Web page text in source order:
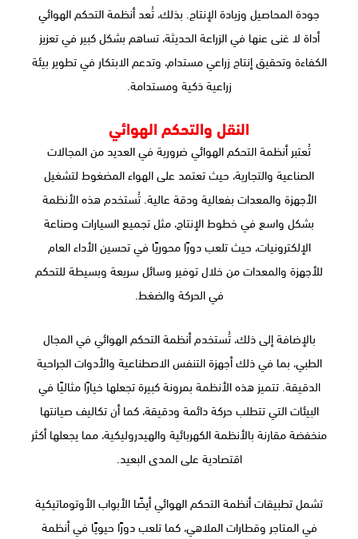
جودة المحاصيل وزيادة الإنتاج. بذلك، تُعد أنظمة التحكم الهوائي
أداة لا غنى عنها في الزراعة الحديثة، تساهم بشكل كبير في تعزيز
الكفاءة وتحقيق إنتاج زراعي مستدام، وتدعم الابتكار في تطوير بيئة
زراعية ذكية ومستدامة.
النقل والتحكم الهوائي
تُعتبر أنظمة التحكم الهوائي ضرورية في العديد من المجالات
الصناعية والتجارية، حيث تعتمد على الهواء المضغوط لتشغيل
الأجهزة والمعدات بفعالية ودقة عالية. تُستخدم هذه الأنظمة
بشكل واسع في خطوط الإنتاج، مثل تجميع السيارات وصناعة
الإلكترونيات، حيث تلعب دورًا محوريًا في تحسين الأداء العام
للأجهزة والمعدات من خلال توفير وسائل سريعة وبسيطة للتحكم
في الحركة والضغط.
بالإضافة إلى ذلك، تُستخدم أنظمة التحكم الهوائي في المجال
الطبي، بما في ذلك أجهزة التنفس الاصطناعية والأدوات الجراحية
الدقيقة. تتميز هذه الأنظمة بمرونة كبيرة تجعلها خيارًا مثاليًا في
البيئات التي تتطلب حركة دائمة ودقيقة، كما أن تكاليف صيانتها
منخفضة مقارنة بالأنظمة الكهربائية والهيدروليكية، مما يجعلها أكثر
اقتصادية على المدى البعيد.
تشمل تطبيقات أنظمة التحكم الهوائي أيضًا الأبواب الأوتوماتيكية
في المتاجر وقطارات الملاهي، كما تلعب دورًا حيويًا في أنظمة